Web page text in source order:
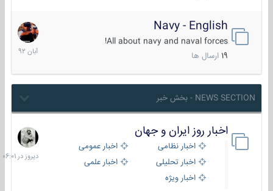
Navy - English
All about navy and naval forces!
ارسال ها
22
آبان
1392
NEWS SECTION - بخش خبر
اخبار روز ایران و جهان
اخبار نظامی
اخبار عمومی
اخبار تحلیلی
اخبار علمی
اخبار ویژه
دیروز
در
06:01